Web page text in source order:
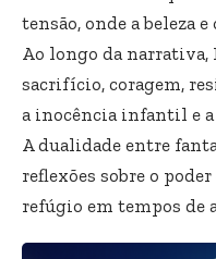
tensão, onde a beleza
Ao longo da narrativa,
sacrifício, coragem,
a inocência infantil e
A dualidade entre
reflexões sobre o
refúgio em tempos de